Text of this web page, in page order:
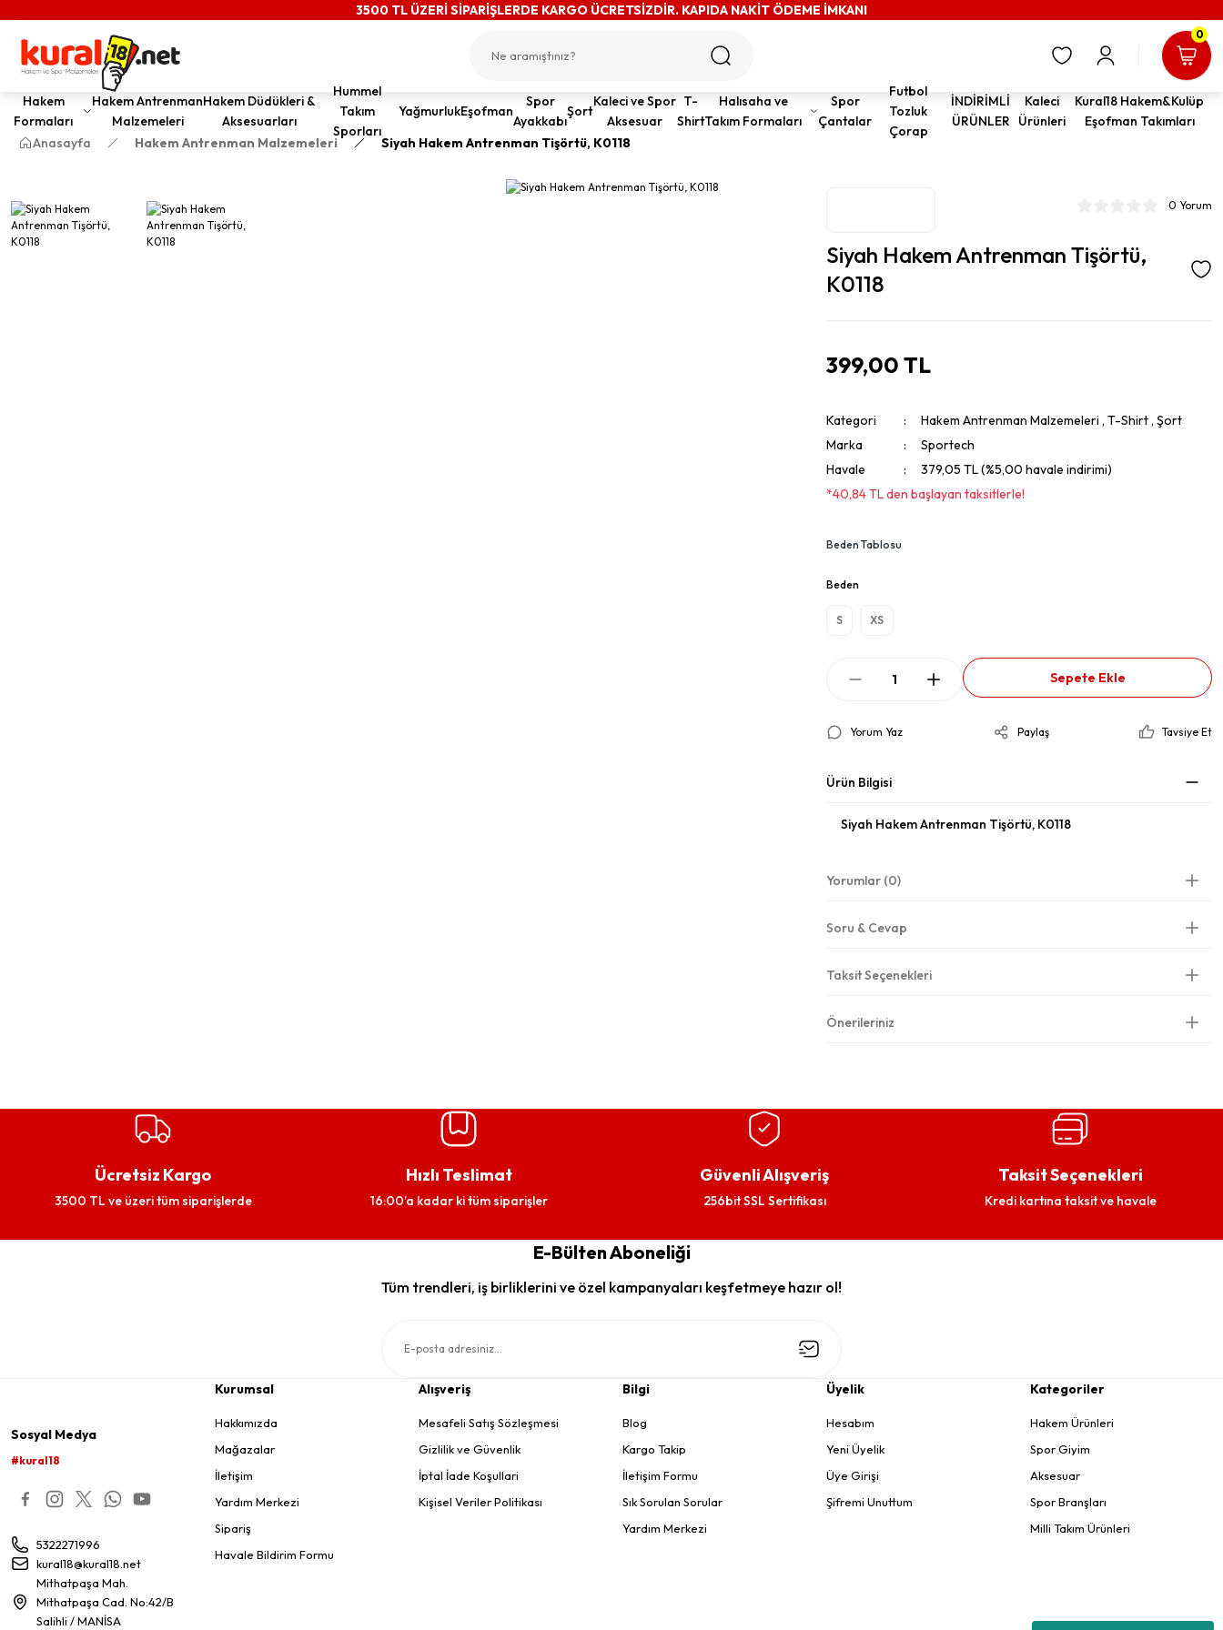
3500 TL ÜZERİ SİPARİŞLERDE KARGO ÜCRETSİZDİR. KAPIDA NAKİT ÖDEME İMKANI
0
Hakem
Formaları
Hakem Antrenman
Malzemeleri
Hakem Düdükleri &
Aksesuarları
Hummel
Takım
Sporları
YağmurlukEşofman
Spor
Ayakkabı
Şort
Kaleci ve Spor
Aksesuar
T-
Shirt
Halısaha ve
Takım Formaları
Spor
Çantalar
Futbol
Tozluk
Çorap
İNDİRİMLİ
ÜRÜNLER
Kaleci
Ürünleri
Kural18 Hakem&Kulüp
Eşofman Takımları
Anasayfa
Hakem Antrenman Malzemeleri Siyah Hakem Antrenman Tişörtü, K0118
0 Yorum
Siyah Hakem Antrenman Tişörtü,
K0118
399,00 TL
Kategori Hakem Antrenman Malzemeleri , T-Shirt , Şort
Marka
Sportech
Havale
379,05 TL (%5,00 havale indirimi)
*40,84 TL den başlayan taksitlerle!
Beden Tablosu
Beden
S XS
Sepete Ekle
Yorum Yaz Paylaş Tavsiye Et
Ürün Bilgisi
Siyah Hakem Antrenman Tişörtü, K0118
Yorumlar (0)
Soru & Cevap
Taksit Seçenekleri
Önerileriniz
Ücretsiz Kargo
3500 TL ve üzeri tüm siparişlerde
Hızlı Teslimat
16:00’a kadar ki tüm siparişler
Güvenli Alışveriş
256bit SSL Sertifikası
Taksit Seçenekleri
Kredi kartına taksit ve havale
E-Bülten Aboneliği
Tüm trendleri, iş birliklerini ve özel kampanyaları keşfetmeye hazır ol!
Sosyal Medya
#kural18
5322271996
kural18@kural18.net
Mithatpaşa Mah.
Mithatpaşa Cad. No:42/B
Salihli / MANİSA
Kurumsal
Hakkımızda
Mağazalar
İletişim
Yardım Merkezi
Sipariş
Havale Bildirim Formu
Alışveriş
Mesafeli Satış Sözleşmesi
Gizlilik ve Güvenlik
İptal İade Koşullari
Kişisel Veriler Politikası
Bilgi
Blog
Kargo Takip
İletişim Formu
Sık Sorulan Sorular
Yardım Merkezi
Üyelik
Hesabım
Yeni Üyelik
Üye Girişi
Şifremi Unuttum
Kategoriler
Hakem Ürünleri
Spor Giyim
Aksesuar
Spor Branşları
Milli Takım Ürünleri